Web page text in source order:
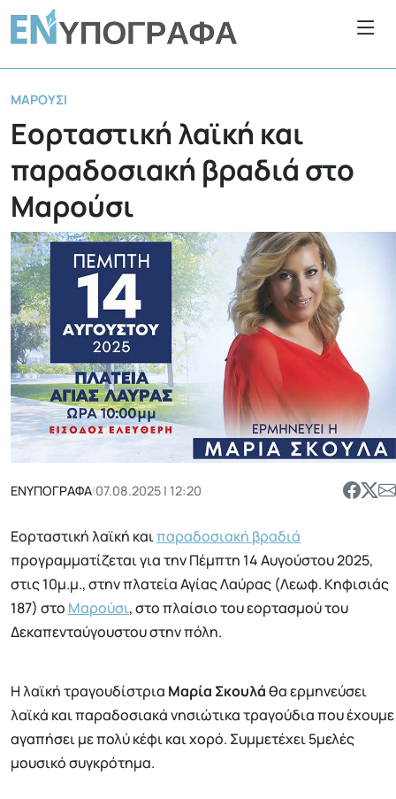
ΜΑΡΟΎΣΙ
Εορταστική λαϊκή και
παραδοσιακή βραδιά στο
Μαρούσι
ΕΝΥΠΟΓΡΑΦΑ|07.08.2025 | 12:20
Εορταστική λαϊκή καιπαραδοσιακή βραδιά
προγραμματίζεται για την Πέμπτη 14 Αυγούστου 2025,
στις 10μ.μ., στην πλατεία Αγίας Λαύρας (Λεωφ. Κηφισιάς
187) στο Μαρούσι, στο πλαίσιο του εορτασμού του
Δεκαπενταύγουστου στην πόλη.
Η λαϊκή τραγουδίστρια Μαρία Σκουλάθα ερμηνεύσει
λαϊκά και παραδοσιακά νησιώτικα τραγούδια που έχουμε
αγαπήσει με πολύ κέφι και χορό. Συμμετέχει 5μελές
μουσικό συγκρότημα.